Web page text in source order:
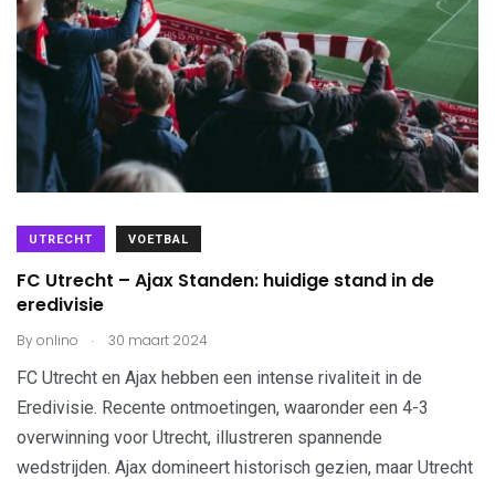
UTRECHT VOETBAL
FC Utrecht – Ajax Standen: huidige stand in de
eredivisie
Byonlino . 30 maart 2024
FC Utrecht en Ajax hebben een intense rivaliteit in de
Eredivisie. Recente ontmoetingen, waaronder een 4-3
overwinning voor Utrecht, illustreren spannende
wedstrijden. Ajax domineert historisch gezien, maar Utrecht